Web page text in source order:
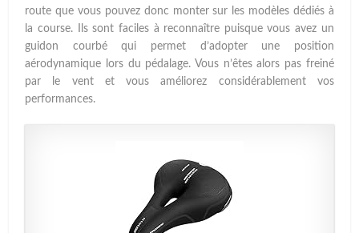
route que vous pouvez donc monter sur les modèles dédiés à
la course. Ils sont faciles à reconnaître puisque vous avez un
guidon courbé qui permet d’adopter une position
aérodynamique lors du pédalage. Vous n’êtes alors pas freiné
par le vent et vous améliorez considérablement vos
performances.